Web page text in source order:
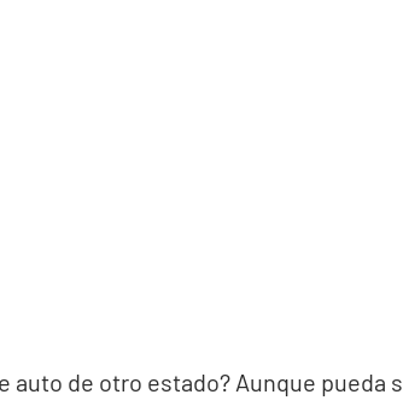
auto de otro estado? Aunque pueda